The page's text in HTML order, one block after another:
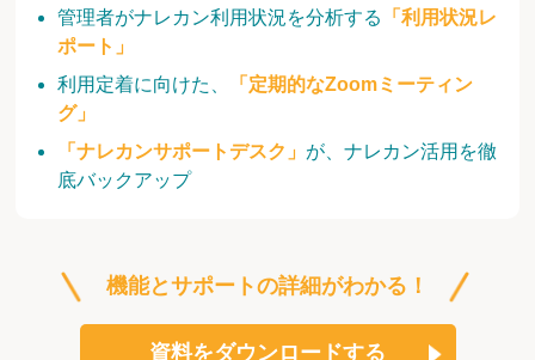
管理者がナレカン利用状況を分析する
「利用状況レ
ポート」
利用定着に向けた、
「定期的なZoomミーティン
グ」
「ナレカンサポートデスク」 が、ナレカン活用を徹
底バックアップ
機能とサポートの詳細がわかる！
資料をダウンロードする